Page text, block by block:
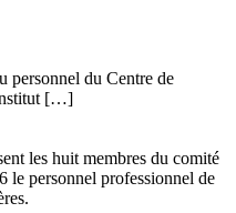
personnel du Centre de
[…]